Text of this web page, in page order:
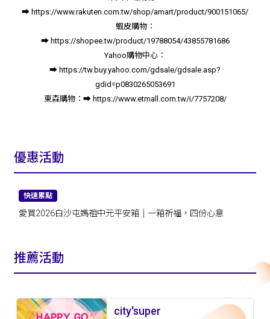
➡️ https://www.rakuten.com.tw/shop/amart/product/900151065/
蝦皮購物：
➡️ https://shopee.tw/product/19788054/43855781686
Yahoo購物中心：
➡️ https://tw.buy.yahoo.com/gdsale/gdsale.asp?
gdid=p0830265053691
東森購物： ➡️ https://www.etmall.com.tw/i/7757208/
優惠活動
快速累點
愛買2026白沙屯媽祖中元平安箱｜一箱祈福，四份心意
推薦活動
city'super